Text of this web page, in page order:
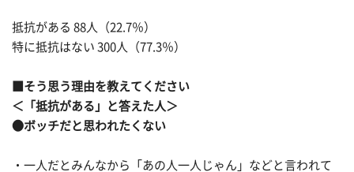
抵抗がある 88人（22.7％）
特に抵抗はない 300人（77.3％）
■そう思う理由を教えてください
＜「抵抗がある」と答えた人＞
●ボッチだと思われたくない
・一人だとみんなから「あの人一人じゃん」などと言われて